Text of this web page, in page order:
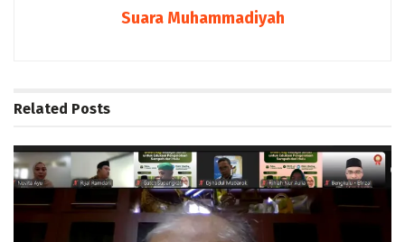
Suara Muhammadiyah
Related Posts